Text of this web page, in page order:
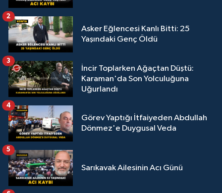
Asker Eğlencesi Kanlı Bitti: 25
Yaşındaki Genç Öldü
2
İncir Toplarken Ağaçtan Düştü:
Karaman'da Son Yolculuğuna
Uğurlandı
3
Görev Yaptığı İtfaiyeden Abdullah
Dönmez'e Duygusal Veda
4
Sarıkavak Ailesinin Acı Günü
5